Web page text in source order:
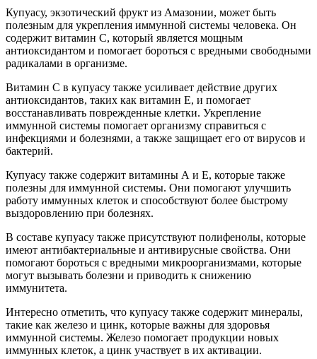
Купуасу, экзотический фрукт из Амазонии, может быть
полезным для укрепления иммунной системы человека. Он
содержит витамин C, который является мощным
антиоксидантом и помогает бороться с вредными свободными
радикалами в организме.
Витамин C в купуасу также усиливает действие других
антиоксидантов, таких как витамин E, и помогает
восстанавливать поврежденные клетки. Укрепление
иммунной системы помогает организму справиться с
инфекциями и болезнями, а также защищает его от вирусов и
бактерий.
Купуасу также содержит витамины А и Е, которые также
полезны для иммунной системы. Они помогают улучшить
работу иммунных клеток и способствуют более быстрому
выздоровлению при болезнях.
В составе купуасу также присутствуют полифенолы, которые
имеют антибактериальные и антивирусные свойства. Они
помогают бороться с вредными микроорганизмами, которые
могут вызывать болезни и приводить к снижению
иммунитета.
Интересно отметить, что купуасу также содержит минералы,
такие как железо и цинк, которые важны для здоровья
иммунной системы. Железо помогает продукции новых
иммунных клеток, а цинк участвует в их активации.